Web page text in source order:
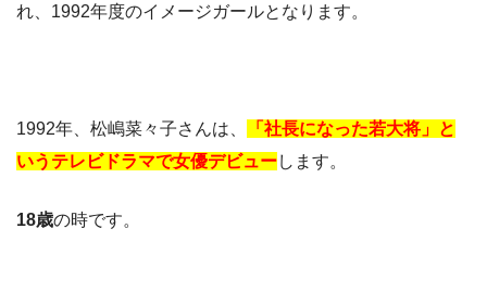
れ、1992年度のイメージガールとなります。
1992年、松嶋菜々子さんは、
「社長になった若大将」と
いうテレビドラマで女優デビューします。
18歳の時です。